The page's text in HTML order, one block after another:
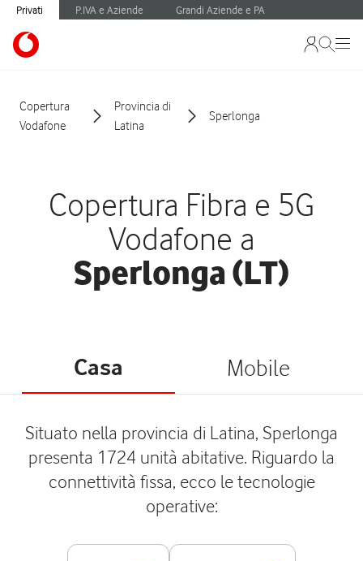
Privati P.IVA e Aziende Grandi Aziende e PA
Copertura
Vodafone
Provincia di
Latina
Sperlonga
Copertura Fibra e 5G
Vodafone a
Sperlonga (LT)
Casa Mobile
Situato nella provincia di Latina, Sperlonga
presenta 1724 unità abitative. Riguardo la
connettività fissa, ecco le tecnologie
operative: